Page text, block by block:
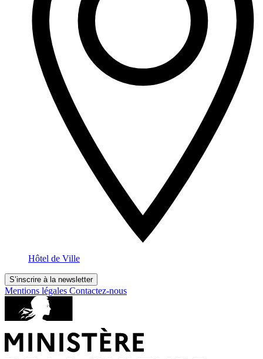
Hôtel de Ville
S’inscrire à la newsletter
Mentions légales Contactez-nous